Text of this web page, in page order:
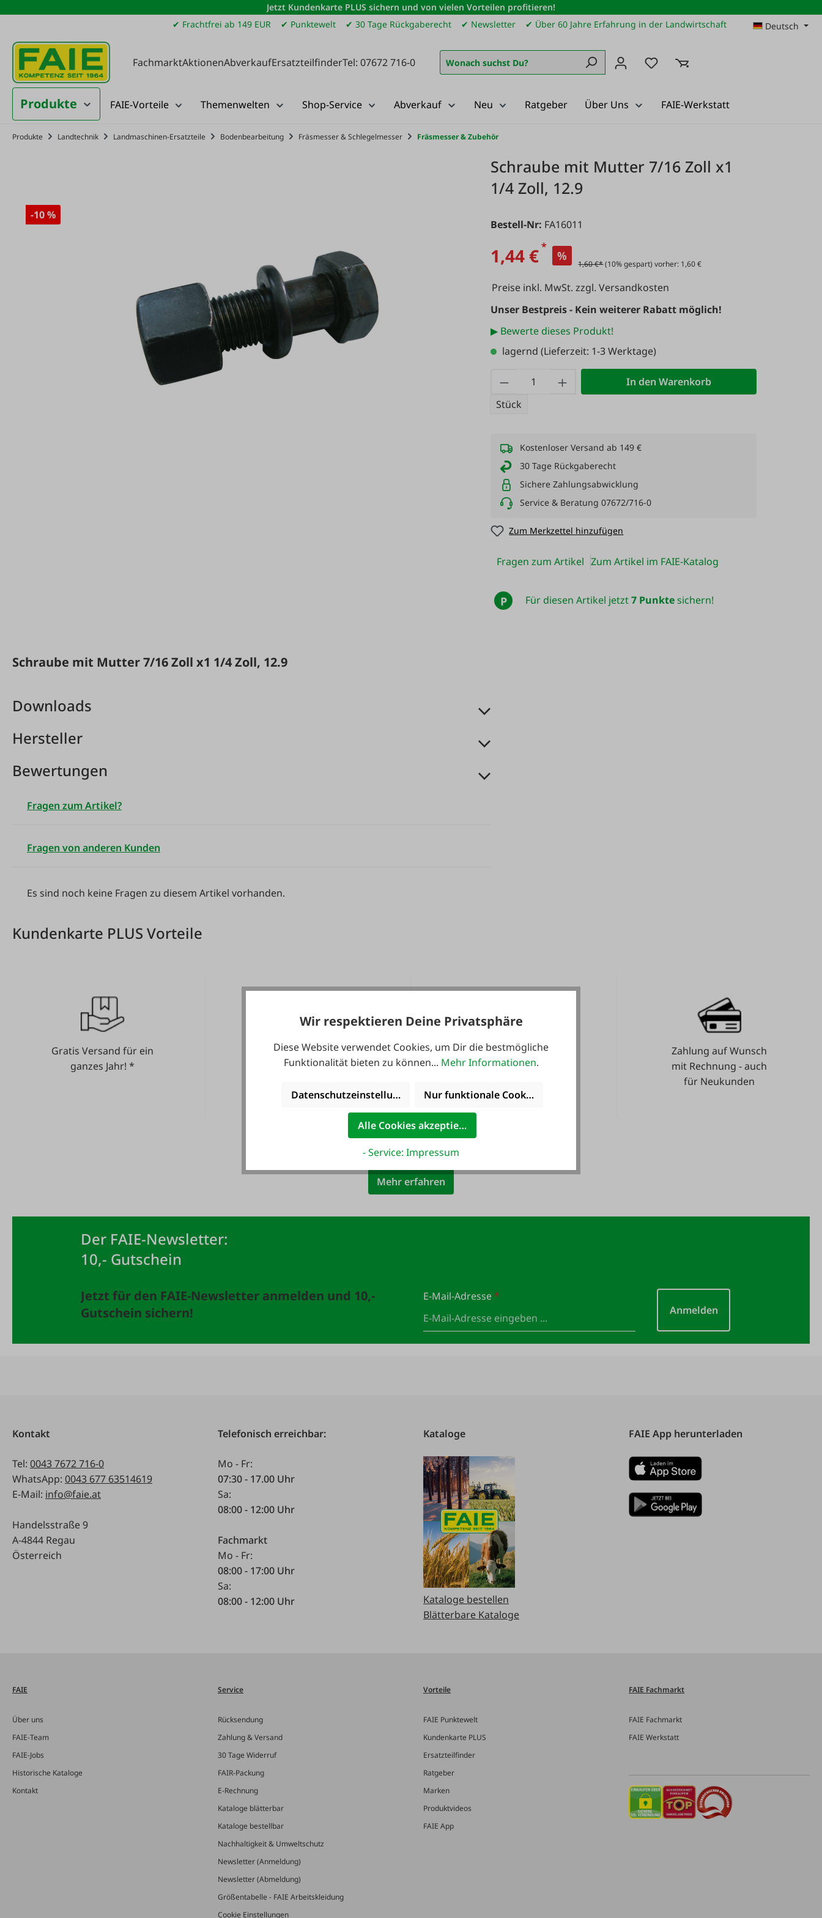
Hauptinhalt springen
Zur Suche springen
Zur Hauptnavigation springen
Jetzt Kundenkarte PLUS sichern und von vielen Vorteilen profitieren!
✔ Frachtfrei ab 149 EUR
✔ Punktewelt ✔ 30 Tage Rückgaberecht ✔ Newsletter ✔ Über 60 Jahre Erfahrung in der Landwirtschaft Deutsch
FachmarktAktionenAbverkaufErsatzteilfinderTel: 07672 716-0 Du hast 0 Produkte auf dem
Produkte FAIE-Vorteile Themenwelten Shop-Service Abverkauf Neu Ratgeber Über Uns FAIE-Werkstatt
Produkte Landtechnik Landmaschinen-Ersatzteile Bodenbearbeitung Fräsmesser & Schlegelmesser Fräsmesser & Zubehör
-10 %
Schraube mit Mutter 7/16 Zoll x1
1/4 Zoll, 12.9
Bestell-Nr: FA16011
1,44 €*
%
1,60 €*(10% gespart) vorher: 1,60 €
Preise inkl. MwSt. zzgl. Versandkosten
Unser Bestpreis - Kein weiterer Rabatt möglich!
▶ Bewerte dieses Produkt!
lagernd (Lieferzeit: 1-3 Werktage)
Produkt Anzahl: Gib den gewünschten Wert
Stück
In den Warenkorb
Kostenloser Versand ab 149 €
30 Tage Rückgaberecht
Sichere Zahlungsabwicklung
Service & Beratung 07672/716-0
Zum Merkzettel hinzufügen
Fragen zum Artikel Zum Artikel im FAIE-Katalog
P Für diesen Artikel jetzt7 Punktesichern!
Schraube mit Mutter 7/16 Zoll x1 1/4 Zoll, 12.9
Downloads
Hersteller
Bewertungen
Fragen zum Artikel?
Fragen von anderen Kunden
Es sind noch keine Fragen zu diesem Artikel vorhanden.
Kundenkarte PLUS Vorteile
Gratis Versand für ein
ganzes Jahr! *
Heute noch Service
inkludiert!
36 Monate
Langzeit-Garantie.
Zahlung auf Wunsch
mit Rechnung - auch
für Neukunden
Entdecke die vielen Vorteile der FAIE-Kundenkarte PLUS.
Mehr erfahren
Der FAIE-Newsletter:
10,- Gutschein
Jetzt für den FAIE-Newsletter anmelden und 10,-
Gutschein sichern!
E-Mail-Adresse*
Anmelden
Kontakt
Tel: 0043 7672 716-0
WhatsApp: 0043 677 63514619
E-Mail: info@faie.at
Handelsstraße 9
A-4844 Regau
Österreich
Telefonisch erreichbar:
Mo - Fr:
07:30 - 17.00 Uhr
Sa:
08:00 - 12:00 Uhr
Fachmarkt
Mo - Fr:
08:00 - 17:00 Uhr
Sa:
08:00 - 12:00 Uhr
Kataloge
Kataloge bestellen
Blätterbare Kataloge
FAIE App herunterladen
FAIE
Über uns
FAIE-Team
FAIE-Jobs
Historische Kataloge
Kontakt
Service
Rücksendung
Zahlung & Versand
30 Tage Widerruf
FAIR-Packung
E-Rechnung
Kataloge blätterbar
Kataloge bestellbar
Nachhaltigkeit & Umweltschutz
Newsletter (Anmeldung)
Newsletter (Abmeldung)
Größentabelle - FAIE Arbeitskleidung
Cookie Einstellungen
Vorteile
FAIE Punktewelt
Kundenkarte PLUS
Ersatzteilfinder
Ratgeber
Marken
Produktvideos
FAIE App
FAIE Fachmarkt
FAIE Fachmarkt
FAIE Werkstatt
Wir respektieren Deine Privatsphäre
Diese Website verwendet Cookies, um Dir die bestmögliche
Funktionalität bieten zu können... Mehr Informationen.
Datenschutzeinstellungen Nur funktionale Cookies akzeptieren
Alle Cookies akzeptieren
- Service: Impressum